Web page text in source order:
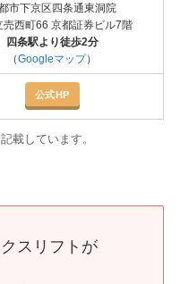
市下京区四条通東洞院
売西町66 京都証券ビル7階
四条駅より徒歩2分
（Googleマップ）
公式HP
載しています。
スリフトが